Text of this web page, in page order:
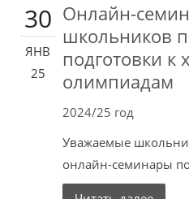
30
ЯНВ
25
Онлайн-
школьников
подготовки к
олимпиадам
2024/25 год
Уважаемые
онлайн-семинары